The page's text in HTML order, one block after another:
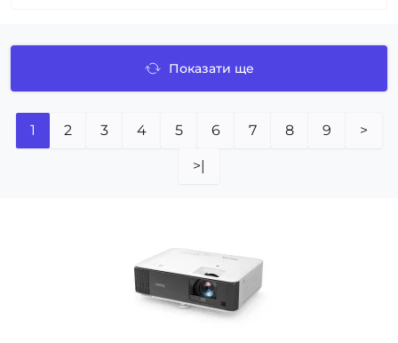
Показати ще
1 2 3 4 5 6 7 8 9 >
>|